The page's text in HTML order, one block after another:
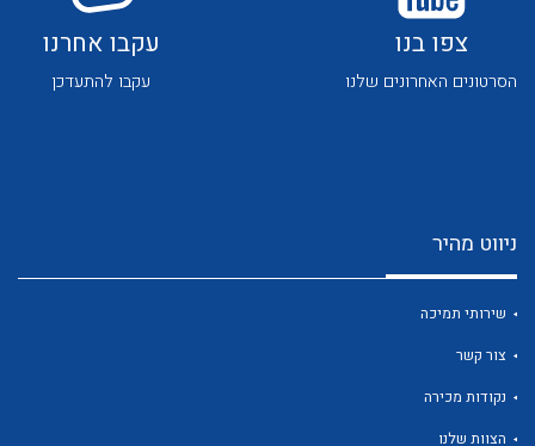
צפו בנו
הסרטונים האחרונים שלנו
עקבו אחרנו
עקבו להתעדכן
ניווט מהיר
שירותי תמיכה
צור קשר
נקודות מכירה
הצוות שלנו